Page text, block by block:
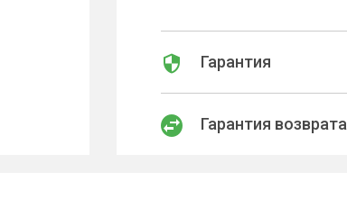
Гарантия
Гарантия возврата